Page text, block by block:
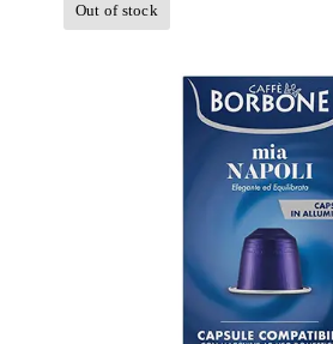
Out of stock
600 capsule in
Borbone compatibili
macchine a Marchio
REspresso miscela Mia